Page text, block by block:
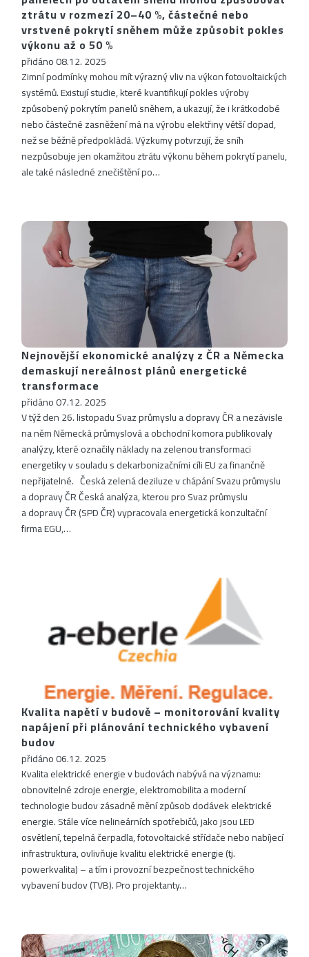
ztrátu v rozmezí 20–40 %, částečné nebo
vrstvené pokrytí sněhem může způsobit pokles
výkonu až o 50 %
přidáno 08.12. 2025
Zimní podmínky mohou mít výrazný vliv na výkon fotovoltaických
systémů. Existují studie, které kvantifikují pokles výroby
způsobený pokrytím panelů sněhem, a ukazují, že i krátkodobé
nebo částečné zasněžení má na výrobu elektřiny větší dopad,
než se běžně předpokládá. Výzkumy potvrzují, že sníh
nezpůsobuje jen okamžitou ztrátu výkonu během pokrytí panelu,
ale také následné znečištění po…
Nejnovější ekonomické analýzy z ČR a Německa
demaskují nereálnost plánů energetické
transformace
přidáno 07.12. 2025
V týž den 26. listopadu Svaz průmyslu a dopravy ČR a nezávisle
na něm Německá průmyslová a obchodní komora publikovaly
analýzy, které označily náklady na zelenou transformaci
energetiky v souladu s dekarbonizačními cíli EU za finančně
nepřijatelné. Česká zelená deziluze v chápání Svazu průmyslu
a dopravy ČR Česká analýza, kterou pro Svaz průmyslu
a dopravy ČR (SPD ČR) vypracovala energetická konzultační
firma EGU,…
Kvalita napětí v budově – monitorování kvality
napájení při plánování technického vybavení
budov
přidáno 06.12. 2025
Kvalita elektrické energie v budovách nabývá na významu:
obnovitelné zdroje energie, elektromobilita a moderní
technologie budov zásadně mění způsob dodávek elektrické
energie. Stále více nelineárních spotřebičů, jako jsou LED
osvětlení, tepelná čerpadla, fotovoltaické střídače nebo nabíjecí
infrastruktura, ovlivňuje kvalitu elektrické energie (tj.
powerkvalita) – a tím i provozní bezpečnost technického
vybavení budov (TVB). Pro projektanty…